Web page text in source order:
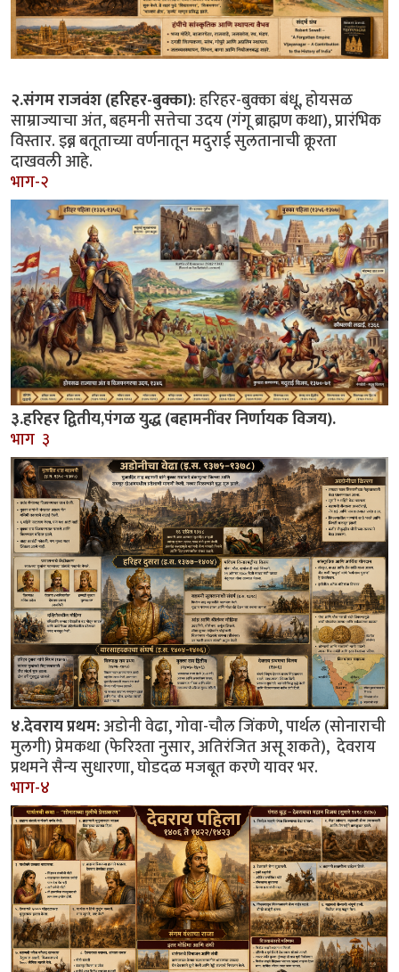
२.संगम राजवंश (हरिहर-बुक्का): हरिहर-बुक्का बंधू, होयसळ
साम्राज्याचा अंत, बहमनी सत्तेचा उदय (गंगू ब्राह्मण कथा), प्रारंभिक
विस्तार. इब्न बतूताच्या वर्णनातून मदुराई सुलतानाची क्रूरता
दाखवली आहे.
भाग-२
३.हरिहर द्वितीय,पंगळ युद्ध (बहामनींवर निर्णायक विजय).
भाग ३
४.देवराय प्रथम:अडोनी वेढा, गोवा-चौल जिंकणे, पार्थल (सोनाराची
मुलगी) प्रेमकथा (फेरिश्ता नुसार, अतिरंजित असू शकते), देवराय
प्रथमने सैन्य सुधारणा, घोडदळ मजबूत करणे यावर भर.
भाग-४